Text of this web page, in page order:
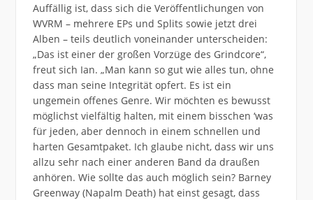
Auffällig ist, dass sich die Veröffentlichungen von
WVRM – mehrere EPs und Splits sowie jetzt drei
Alben – teils deutlich voneinander unterscheiden:
„Das ist einer der großen Vorzüge des Grindcore“,
freut sich Ian. „Man kann so gut wie alles tun, ohne
dass man seine Integrität opfert. Es ist ein
ungemein offenes Genre. Wir möchten es bewusst
möglichst vielfältig halten, mit einem bisschen ‘was
für jeden, aber dennoch in einem schnellen und
harten Gesamtpaket. Ich glaube nicht, dass wir uns
allzu sehr nach einer anderen Band da draußen
anhören. Wie sollte das auch möglich sein? Barney
Greenway (Napalm Death) hat einst gesagt, dass